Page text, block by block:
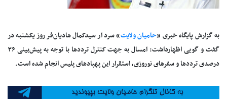
به گزارش پایگاه خبری «حامیان ولایت» سرد ار سیدکمال هادیان‌فر روز یکشنبه در
گفت‌ و گویی اظهارداشت: امسال به جهت کنترل ترددها با توجه به پیش‌بینی ۳۶
درصدی ترددها و سفرهای نوروزی، استقرار این پهپادهای پلیس انجام شده است.